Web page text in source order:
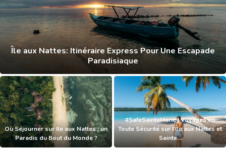
Île aux Nattes: Itinéraire Express Pour Une Escapade
Paradisiaque
Où Séjourner sur Ile aux Nattes ; un
Paradis du Bout du Monde ?
#SafeSainteMarie | Voyages en
Toute Sécurité sur l’Île aux Nattes et
Sainte...